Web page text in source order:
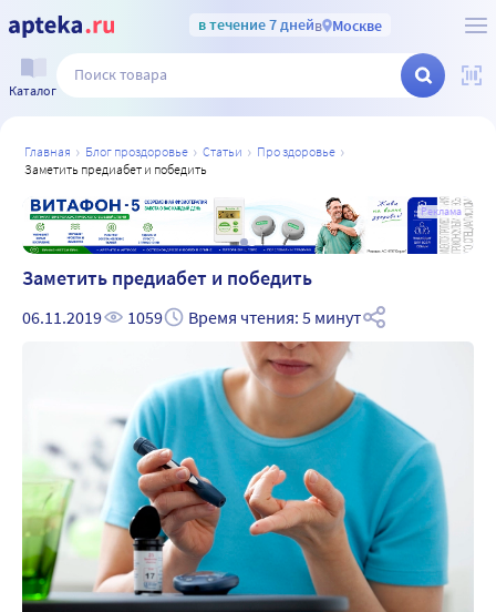
в течение 7 днейв Москве
Каталог
главная блог проздоровье статьи
про здоровье
заметить предиабет и победить
Реклама
Заметить предиабет и победить
06.11.2019 1059 Время чтения: 5 минут